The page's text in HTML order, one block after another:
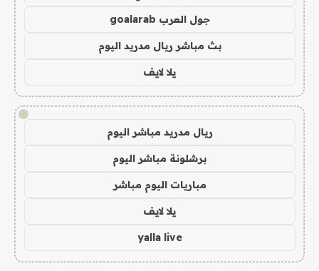
جول العرب goalarab
بث مباشر ريال مدريد اليوم
يلا لايف
!
ريال مدريد مباشر اليوم
برشلونة مباشر اليوم
مباريات اليوم مباشر
يلا لايف
yalla live